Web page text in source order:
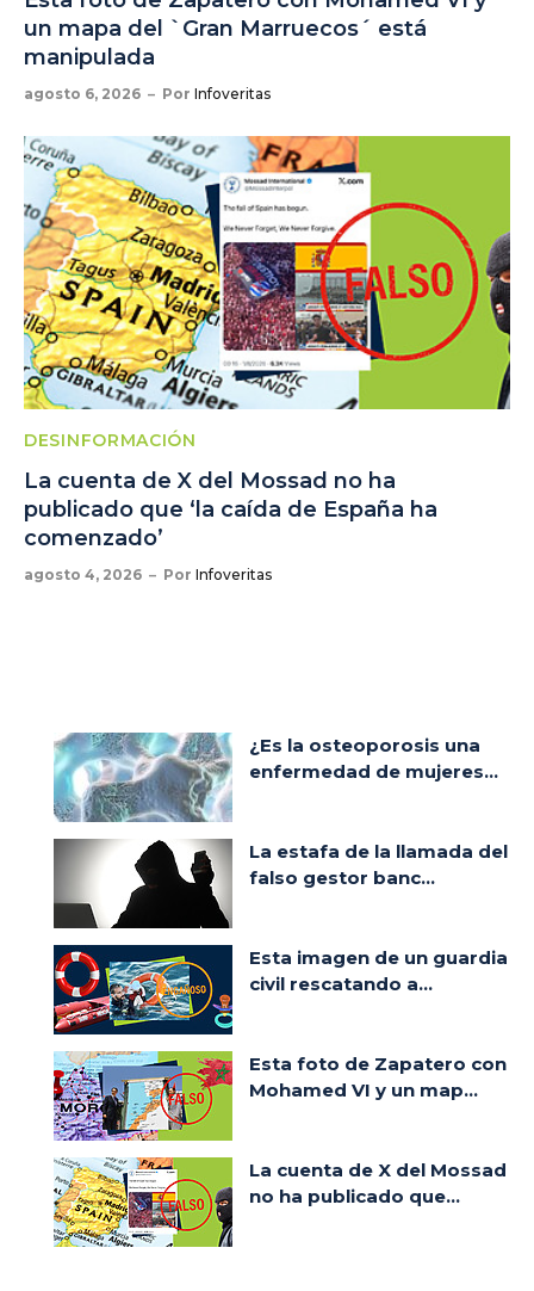
un mapa del `Gran Marruecos´ está
manipulada
agosto 6, 2026 Por Infoveritas
DESINFORMACIÓN
La cuenta de X del Mossad no ha
publicado que ‘la caída de España ha
comenzado’
agosto 4, 2026 Por Infoveritas
¿Es la osteoporosis una
enfermedad de mujeres...
La estafa de la llamada del
falso gestor banc...
Esta imagen de un guardia
civil rescatando a...
Esta foto de Zapatero con
Mohamed VI y un map...
La cuenta de X del Mossad
no ha publicado que...